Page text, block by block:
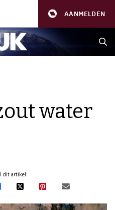
AANMELDEN
water
dit artikel: